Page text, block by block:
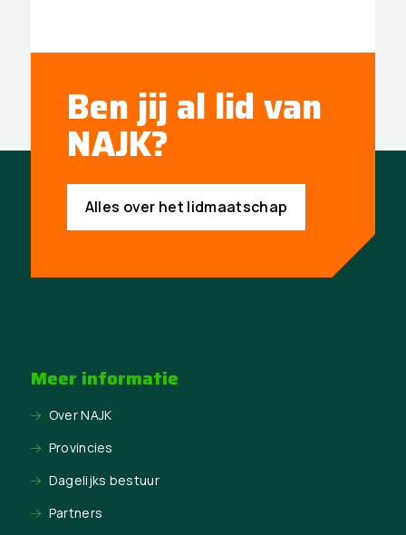
Ben jij al lid van
NAJK?
Alles over het lidmaatschap
Meer informatie
Over NAJK
Provincies
Dagelijks bestuur
Partners